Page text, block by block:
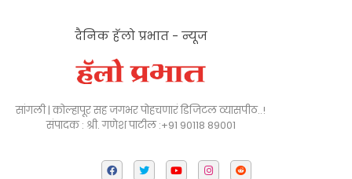
दैनिक हॅलो प्रभात - न्यूज
सांगली | कोल्हापूर सह जगभर पोहचणारं डिजिटल व्यासपीठ..!
संपादक : श्री. गणेश पाटील :+91 90118 89001